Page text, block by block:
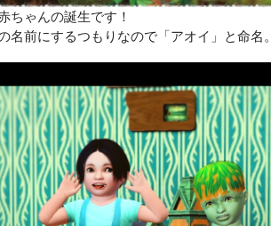
ちゃんの誕生です！
名前にするつもりなので「アオイ」と命名。